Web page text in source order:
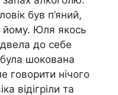
був п’яний,
йому. Юля якось
до себе
шокована
говорити нічого
відігріли та